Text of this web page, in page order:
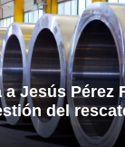
a Jesús Pérez
del